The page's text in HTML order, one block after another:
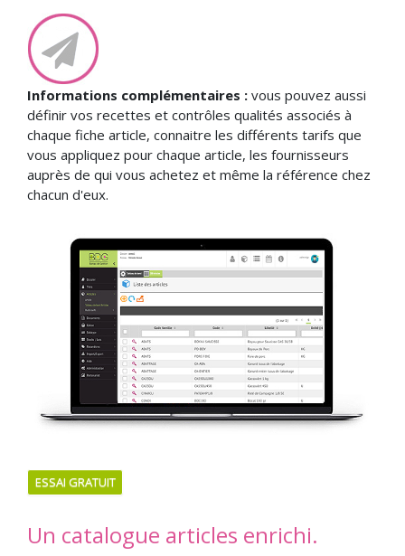
Informations complémentaires : vous pouvez aussi
définir vos recettes et contrôles qualités associés à
chaque fiche article, connaitre les différents tarifs que
vous appliquez pour chaque article, les fournisseurs
auprès de qui vous achetez et même la référence chez
chacun d'eux.
ESSAI GRATUIT
Un catalogue articles enrichi.